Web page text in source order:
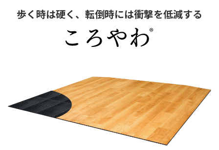
歩く時は硬く、転倒時には衝撃を低減する